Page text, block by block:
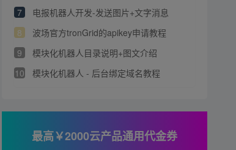
7
电报机器人开发-发送图片+文字消息
8
波场官方tronGrid的apikey申请教程
9
模块化机器人目录说明+图文介绍
10
模块化机器人 - 后台绑定域名教程
最高￥2000云产品通用代金券